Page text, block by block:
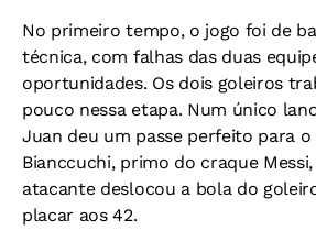
No primeiro tempo, o jogo foi de
técnica, com falhas das duas
oportunidades. Os dois goleiros
pouco nessa etapa. Num único
Juan deu um passe perfeito para
Bianccuchi, primo do craque
atacante deslocou a bola do
placar aos 42.